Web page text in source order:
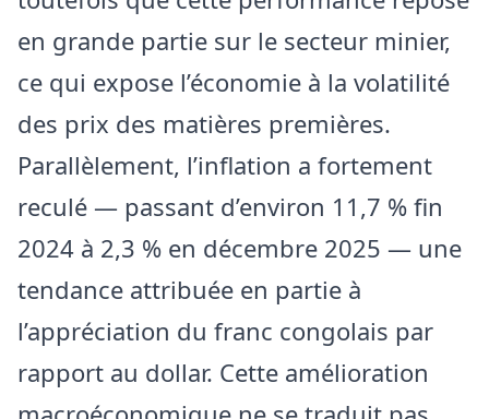
en grande partie sur le secteur minier,
ce qui expose l’économie à la volatilité
des prix des matières premières.
Parallèlement, l’inflation a fortement
reculé — passant d’environ 11,7 % fin
2024 à 2,3 % en décembre 2025 — une
tendance attribuée en partie à
l’appréciation du franc congolais par
rapport au dollar. Cette amélioration